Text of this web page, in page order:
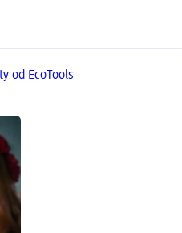
od EcoTools